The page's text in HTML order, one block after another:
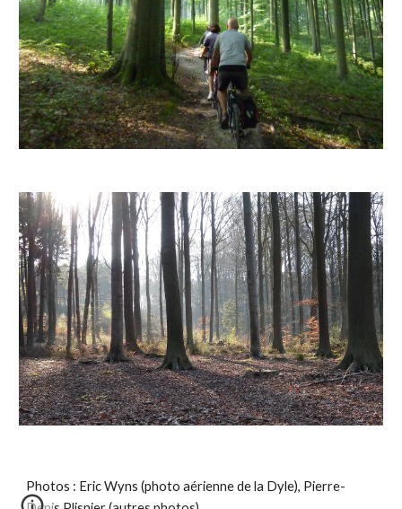
Photos : Eric Wyns (photo aérienne de la Dyle), Pierre-